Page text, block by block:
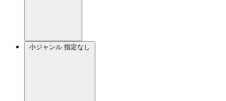
小ジャンル 指定なし